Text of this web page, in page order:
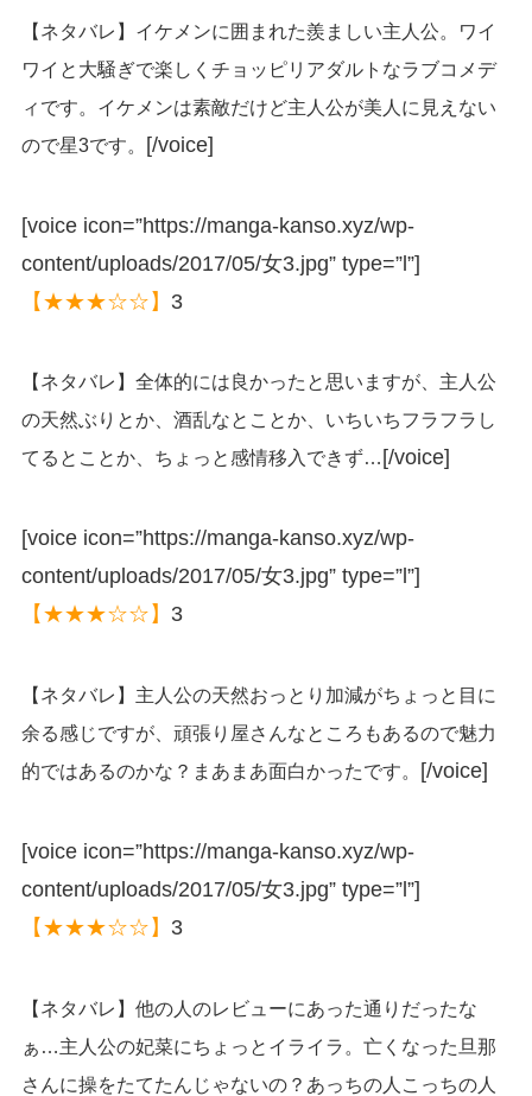
【ネタバレ】イケメンに囲まれた羨ましい主人公。ワイ
ワイと大騒ぎで楽しくチョッピリアダルトなラブコメデ
ィです。イケメンは素敵だけど主人公が美人に見えない
ので星3です。 [/voice]
[voice icon=”https://manga-kanso.xyz/wp-
content/uploads/2017/05/女3.jpg” type=”l”]
【★★★☆☆】 3
【ネタバレ】全体的には良かったと思いますが、主人公
の天然ぶりとか、酒乱なとことか、いちいちフラフラし
てるとことか、ちょっと感情移入できず… [/voice]
[voice icon=”https://manga-kanso.xyz/wp-
content/uploads/2017/05/女3.jpg” type=”l”]
【★★★☆☆】 3
【ネタバレ】主人公の天然おっとり加減がちょっと目に
余る感じですが、頑張り屋さんなところもあるので魅力
的ではあるのかな？まあまあ面白かったです。
[/voice]
[voice icon=”https://manga-kanso.xyz/wp-
content/uploads/2017/05/女3.jpg” type=”l”]
【★★★☆☆】 3
【ネタバレ】他の人のレビューにあった通りだったな
ぁ…主人公の妃菜にちょっとイライラ。亡くなった旦那
さんに操をたてたんじゃないの？あっちの人こっちの人